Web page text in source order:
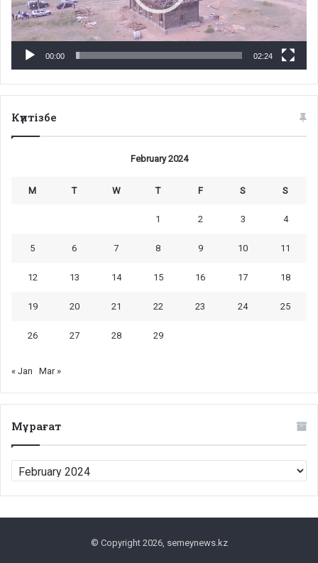
00:00 02:24
Күнтізбе
February 2024
M T W T F S S
1 2 3 4
5 6 7 8 9 10 11
12 13 14 15 16 17 18
19 20 21 22 23 24 25
26 27 28 29
« Jan Mar »
Мұрағат
Мұрағат
© Copyright 2026, semeynews.kz